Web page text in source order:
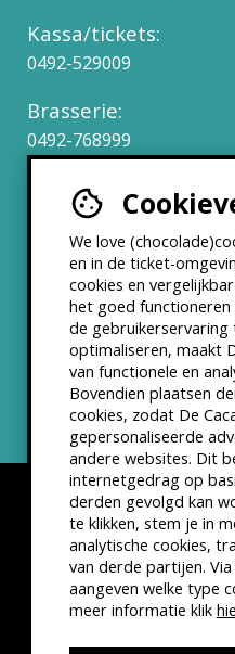
We love
en in de ticket-
cookies en
het goed functioneren
de gebruikerservaring
optimaliseren, maakt
van functionele en
Bovendien plaatsen
cookies, zodat De
gepersonaliseerde
andere websites. Dit
internetgedrag op
derden gevolgd kan
te klikken, stem je in
analytische cookies,
van derde partijen. Via
aangeven welke type
meer informatie klik
Kassa/tickets:
0492-529009
Brasserie:
0492-768999
Werken bij
Partners &
ANBI status
Nieuwsbrief
Disclaimer
VSCD
Website door